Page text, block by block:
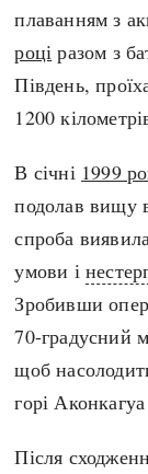
плаванням з
році разом з
Південь,
1200
В січні 1999
подолав вищу
спроба
умови і
Зробивши
70-градусний
щоб
горі
Після